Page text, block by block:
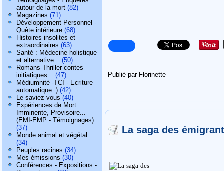
autour de la mort (82)
Magazines (71)
Développement Personnel -
Quête intérieure (68)
Histoires insolites et
extraordinaires (63)
Santé : Médecine holistique
et alternative... (50)
Romans-Thriller-contes
initiatiques... (47)
Médiumnité -TCI - Ecriture
automatique..) (42)
Le saviez-vous (40)
Expériences de Mort
Imminente, Provisoire...
(EMI-EMP - Témoignages)
(37)
Monde animal et végétal
(34)
Peuples racines (34)
Mes émissions (30)
Conférences - Expositions -
Publié par Florinette
…
La saga des